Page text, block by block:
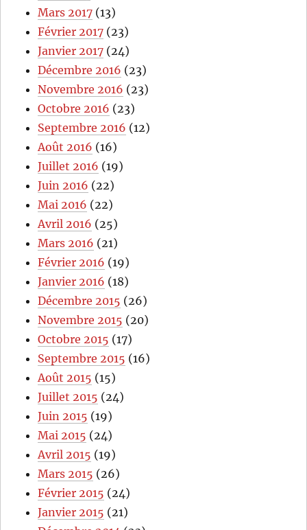
Mars 2017 (13)
Février 2017 (23)
Janvier 2017 (24)
Décembre 2016 (23)
Novembre 2016 (23)
Octobre 2016 (23)
Septembre 2016 (12)
Août 2016 (16)
Juillet 2016 (19)
Juin 2016 (22)
Mai 2016 (22)
Avril 2016 (25)
Mars 2016 (21)
Février 2016 (19)
Janvier 2016 (18)
Décembre 2015 (26)
Novembre 2015 (20)
Octobre 2015 (17)
Septembre 2015 (16)
Août 2015 (15)
Juillet 2015 (24)
Juin 2015 (19)
Mai 2015 (24)
Avril 2015 (19)
Mars 2015 (26)
Février 2015 (24)
Janvier 2015 (21)